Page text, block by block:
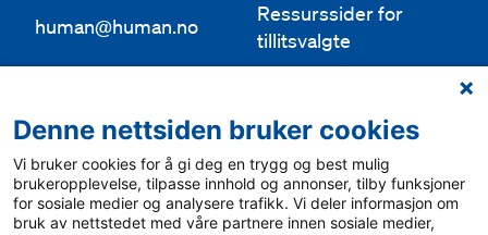
human@human.no
Aktuelt
For media
Ledige stillinger
Ressurssider for
tillitsvalgte
Bli medlem
Bli frivillig
Personvern & cookies
Denne nettsiden bruker cookies
Vi bruker cookies for å gi deg en trygg og best mulig
brukeropplevelse, tilpasse innhold og annonser, tilby funksjoner
for sosiale medier og analysere trafikk. Vi deler informasjon om
bruk av nettstedet med våre partnere innen sosiale medier,